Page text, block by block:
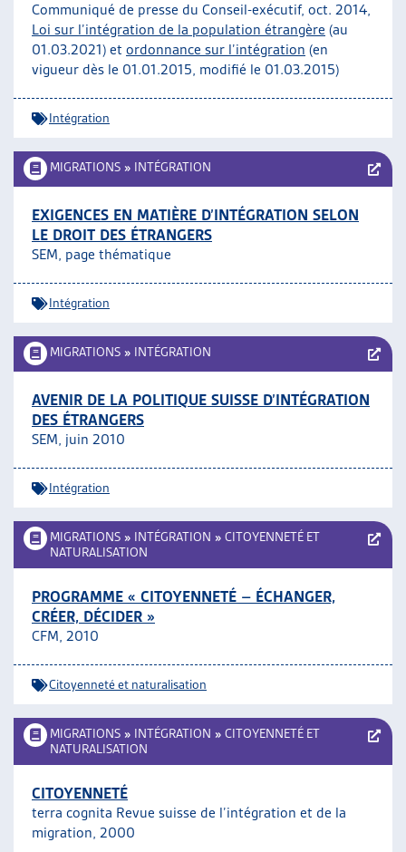
Communiqué de presse du Conseil-exécutif, oct. 2014,
Loi sur l’intégration de la population étrangère (au
01.03.2021) et ordonnance sur l’intégration (en
vigueur dès le 01.01.2015, modifié le 01.03.2015)
Intégration
MIGRATIONS » INTÉGRATION
EXIGENCES EN MATIÈRE D’INTÉGRATION SELON
LE DROIT DES ÉTRANGERS
SEM, page thématique
Intégration
MIGRATIONS » INTÉGRATION
AVENIR DE LA POLITIQUE SUISSE D’INTÉGRATION
DES ÉTRANGERS
SEM, juin 2010
Intégration
MIGRATIONS » INTÉGRATION » CITOYENNETÉ ET
NATURALISATION
PROGRAMME « CITOYENNETÉ – ÉCHANGER,
CRÉER, DÉCIDER »
CFM, 2010
Citoyenneté et naturalisation
MIGRATIONS » INTÉGRATION » CITOYENNETÉ ET
NATURALISATION
CITOYENNETÉ
terra cognita Revue suisse de l’intégration et de la
migration, 2000